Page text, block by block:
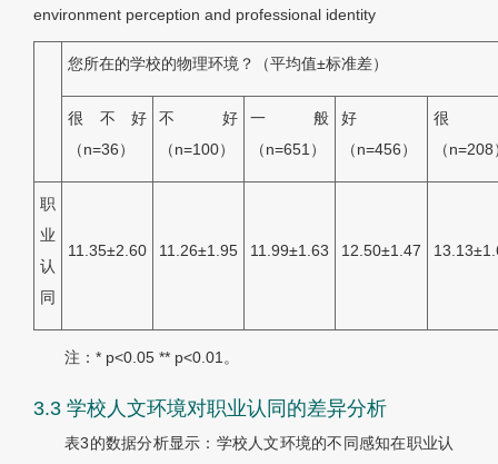
environment perception and professional identity
您所在的学校的物理环境？（平均值±标准差）
很不好
（n=36）
不好
（n=100）
一般
（n=651）
好
（n=456）
很
（n=208
职
业
认
同
11.35±2.60 11.26±1.95 11.99±1.63 12.50±1.47
注：* p<0.05 ** p<0.01。
3.3 学校人文环境对职业认同的差异分析
表3的数据分析显示：学校人文环境的不同感知在职业认